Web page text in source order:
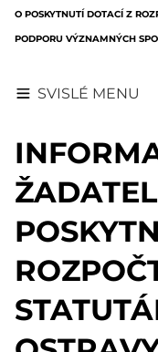
O POSKYTNUTÍ DOTACÍ Z
PODPORU VÝZNAMNÝCH
SVISLÉ MENU